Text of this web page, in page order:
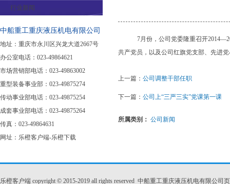
行业新闻
中船重工重庆液压机电有限公司
地址：重庆市永川区兴龙大道2667号
办公室电话：023-49864621
市场营销部电话：023-49863002
重型装备事业部：023-49875274
传动事业部电话：023-49875254
成套事业部电话：023-49875264
传真：023-49864631
网址： 乐橙客户端-乐橙下载
7月份，公司党委隆重召开
共产党员，以及公司红旗党支部、先进
上一篇： 公司调整干部任职
下一篇： 公司上“三严三实”党课第一课
所属类别： 公司新闻
乐橙客户端 copyright © 2015-2019 all rights reserved 中船重工重庆液压机电有限公司